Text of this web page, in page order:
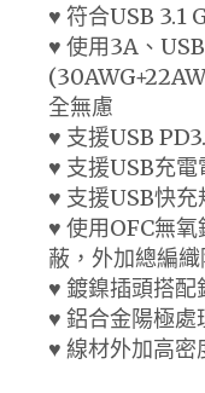
♥ 符合USB 3.1
♥ 使用3A、
全無慮
♥ 支援USB
♥ 支援USB充
♥ 支援USB快
♥ 使用OFC無
蔽，外加總編
♥ 鍍鎳插頭搭配
♥ 鋁合金陽極處
♥ 線材外加高